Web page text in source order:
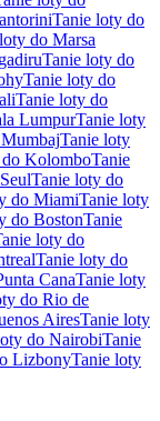
Tanie loty do
do Marsa
Tanie loty do
Tanie loty do
Tanie loty do
LumpurTanie loty
Tanie loty
KolomboTanie
Tanie loty do
do MiamiTanie loty
do BostonTanie
loty do
Tanie loty do
CanaTanie loty
do Rio de
AiresTanie loty
do NairobiTanie
LizbonyTanie loty